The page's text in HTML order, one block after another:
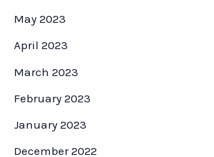
May 2023
April 2023
March 2023
February 2023
January 2023
December 2022